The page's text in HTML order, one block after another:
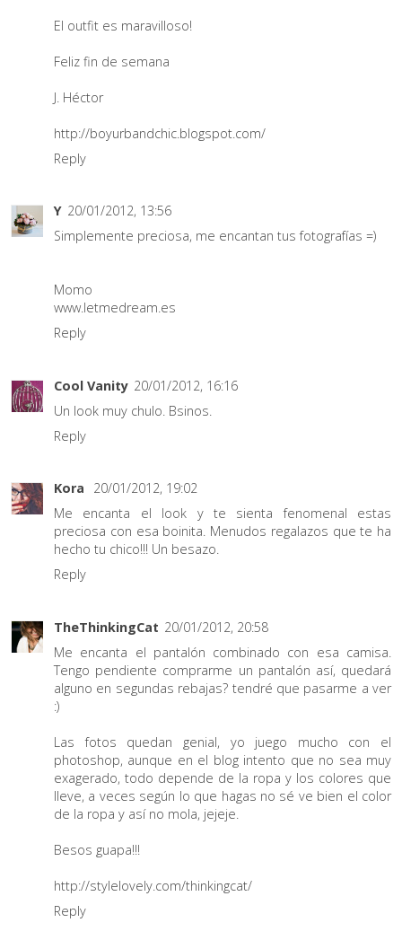
El outfit es maravilloso!
Feliz fin de semana
J. Héctor
http://boyurbandchic.blogspot.com/
Reply
Y 20/01/2012, 13:56
Simplemente preciosa, me encantan tus fotografías =)
Momo
www.letmedream.es
Reply
Cool Vanity 20/01/2012, 16:16
Un look muy chulo. Bsinos.
Reply
Kora
20/01/2012, 19:02
Me encanta el look y te sienta fenomenal estas
preciosa con esa boinita. Menudos regalazos que te ha
hecho tu chico!!! Un besazo.
Reply
TheThinkingCat 20/01/2012, 20:58
Me encanta el pantalón combinado con esa camisa.
Tengo pendiente comprarme un pantalón así, quedará
alguno en segundas rebajas? tendré que pasarme a ver
:)
Las fotos quedan genial, yo juego mucho con el
photoshop, aunque en el blog intento que no sea muy
exagerado, todo depende de la ropa y los colores que
lleve, a veces según lo que hagas no sé ve bien el color
de la ropa y así no mola, jejeje.
Besos guapa!!!
http://stylelovely.com/thinkingcat/
Reply